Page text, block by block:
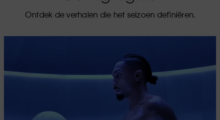
Ontdek de verhalen die het seizoen definiëren.